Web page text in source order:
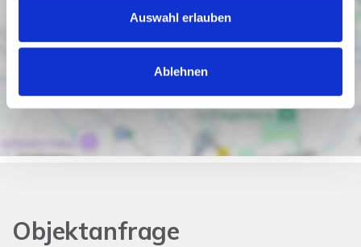
Auswahl erlauben
Ablehnen
Objektanfrage